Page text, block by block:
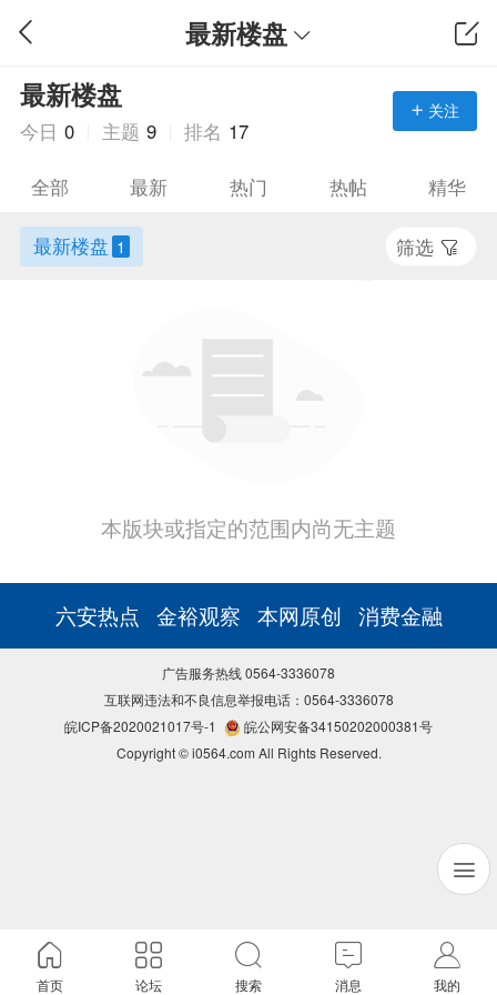
最新楼盘
关注
最新楼盘
今日 0 主题 9 排名 17
全部 最新 热门 热帖 精华
筛选
最新楼盘 1
本版块或指定的范围内尚无主题
首页 论坛 搜索 消息 我的
六安热点 金裕观察 本网原创 消费金融
广告服务热线 0564-3336078
互联网违法和不良信息举报电话：0564-3336078
皖ICP备2020021017号-1
皖公网安备34150202000381号
Copyright © i0564.com All Rights Reserved.